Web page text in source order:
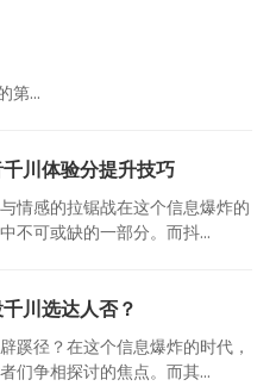
第…
川体验分提升技巧
情感的拉锯战在这个信息爆炸的
不可或缺的一部分。而抖...
川选达人否？
蹊径？在这个信息爆炸的时代，
们争相探讨的焦点。而其...